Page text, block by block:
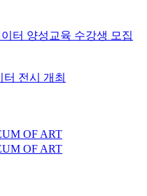
터 양성교육 수강생 모집
전시 개최